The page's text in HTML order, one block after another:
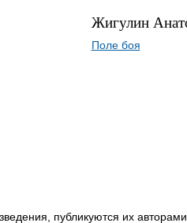
Жигулин
Поле боя
публикуются их